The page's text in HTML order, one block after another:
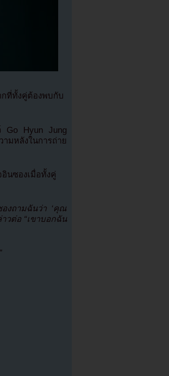
กที่ทั้งคู่ต้องพบกับ
Go Hyun Jung
มหลังในการถ่าย
นซองเมื่อทั้งคู่
องถามฉันว่า ‘คุณ
วต่อ “เขาบอกฉัน